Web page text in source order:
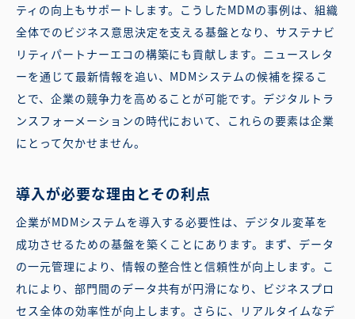
ティの向上もサポートします。こうしたMDMの事例は、組織
全体でのビジネス意思決定を支える基盤となり、サステナビ
リティパートナーエコの構築にも貢献します。ニュースレタ
ーを通じて最新情報を追い、MDMシステムの候補を探るこ
とで、企業の競争力を高めることが可能です。デジタルトラ
ンスフォーメーションの時代において、これらの要素は企業
にとって欠かせません。
導入が必要な理由とその利点
企業がMDMシステムを導入する必要性は、デジタル変革を
成功させるための基盤を築くことにあります。まず、データ
の一元管理により、情報の整合性と信頼性が向上します。こ
れにより、部門間のデータ共有が円滑になり、ビジネスプロ
セス全体の効率性が向上します。さらに、リアルタイムなデ